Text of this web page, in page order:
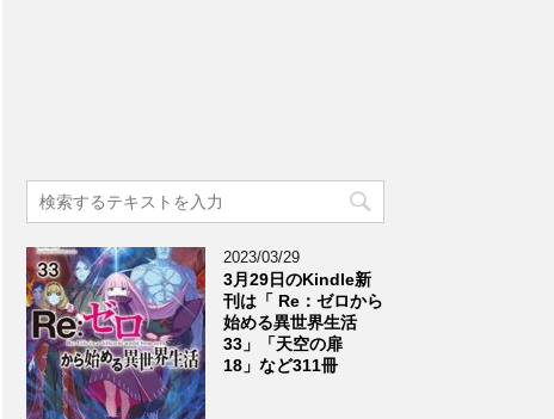
2023/03/29
3月29日のKindle新
刊は「 Re：ゼロから
始める異世界生活
33」「天空の扉
18」など311冊